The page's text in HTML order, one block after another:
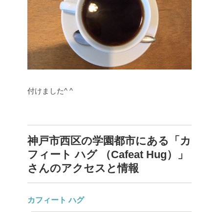
付けました^ ^
神戸市西区の学園都市にある「カ
フィート ハグ （Cafeat Hug）」
さんのアクセスと情報
カフィート ハグ